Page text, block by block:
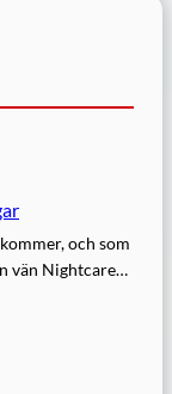
och som
vän Nightcare…